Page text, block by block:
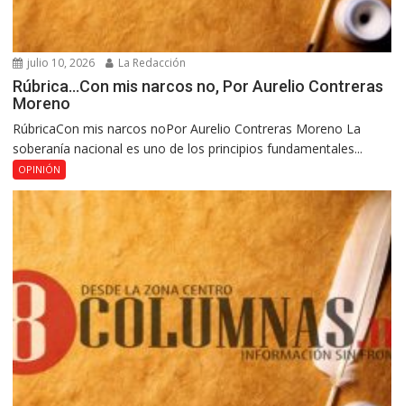
julio 10, 2026 La Redacción
Rúbrica…Con mis narcos no, Por Aurelio Contreras
Moreno
RúbricaCon mis narcos noPor Aurelio Contreras Moreno La
soberanía nacional es uno de los principios fundamentales...
OPINIÓN